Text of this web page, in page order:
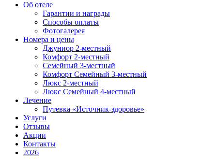
Об отеле
Гарантии и награды
Способы оплаты
Фотогалерея
Номера и цены
Джуниор 2-местный
Комфорт 2-местный
Семейный 3-местный
Комфорт Семейный 3-местный
Люкс 2-местный
Люкс Семейный 4-местный
Лечение
Путевка «Источник-здоровье»
Услуги
Отзывы
Акции
Контакты
2026